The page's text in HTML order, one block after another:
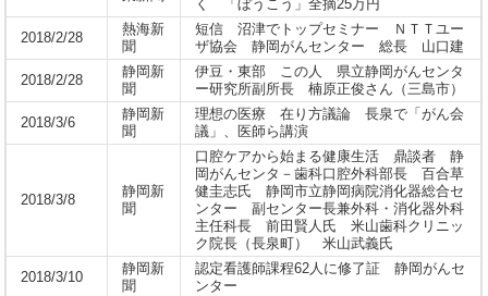
く 「ぼうこう」全摘25万円
2018/2/28
熱海新
聞
短信 沼津でトップセミナー ＮＴＴユー
ザ協会 静岡がんセンター 総長 山口建
2018/2/28
静岡新
聞
伊豆・東部 この人 県立静岡がんセンタ
ー研究所副所長 楠原正俊さん（三島市）
2018/3/6
静岡新
聞
理想の医療 在り方議論 長泉で「がん会
議」、医師ら講演
2018/3/8
静岡新
聞
口腔ケアから始まる健康生活 鼎談者 静
岡がんセンタ－歯科口腔外科部長 百合草
健圭志氏 静岡市立静岡病院消化器総合セ
ンター 副センター長兼外科・消化器外科
主任科長 前田賢人氏 米山歯科クリニッ
ク院長（長泉町） 米山武義氏
2018/3/10
静岡新
聞
認定看護師課程62人に修了証 静岡がんセ
ンター